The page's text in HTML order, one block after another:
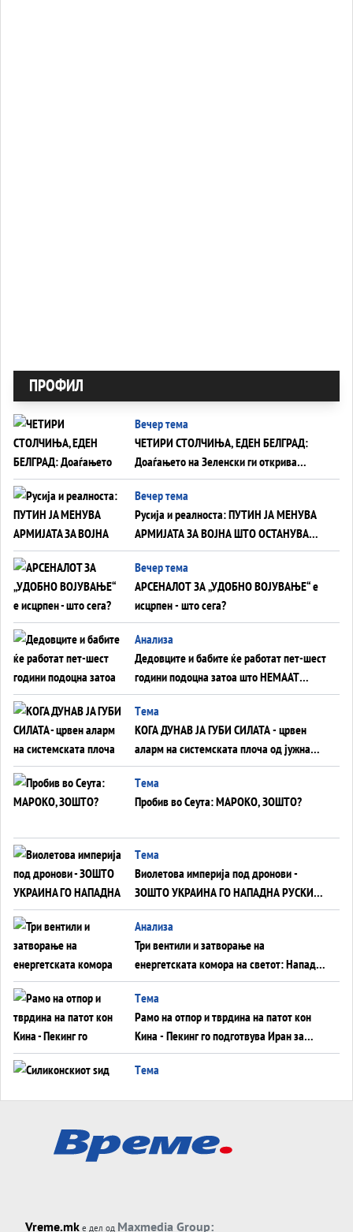
ПРОФИЛ
Вечер тема
ЧЕТИРИ СТОЛЧИЊА, ЕДЕН БЕЛГРАД:
Доаѓањето на Зеленски ги открива
тајните на политиката на балансирање
на Вучиќ
Вечер тема
Русија и реалноста: ПУТИН ЈА МЕНУВА
АРМИЈАТА ЗА ВОЈНА ШТО ОСТАНУВА
БЕЗ ФРОНТ
Вечер тема
АРСЕНАЛОТ ЗА „УДОБНО ВОЈУВАЊЕ“ е
исцрпен - што сега?
Анализа
Дедовците и бабите ќе работат пет-шест
години подоцна затоа што НЕМААТ
ВНУЦИ ДА ГИ ЗАМЕНАТ
Tема
КОГА ДУНАВ ЈА ГУБИ СИЛАТА - црвен
аларм на системската плоча од јужна
Германија до Црното Море...
Tема
Пробив во Сеута: МАРОКО, ЗОШТО?
Tема
Виолетова империја под дронови -
ЗОШТО УКРАИНА ГО НАПАДНА РУСКИОТ
WILDBERRIES
Aнализа
Три вентили и затворање на
енергетската комора на светот: Нападот
во Суец најавува глобален енергетски
инфаркт?
Tема
Рамо на отпор и тврдина на патот кон
Кина - Пекинг го подготвува Иран за
американска копнена инвазија
Tема
Tема
Трамп тврди дека повторно „разговара“
Vreme.mk е дел од Maxmedia Group: